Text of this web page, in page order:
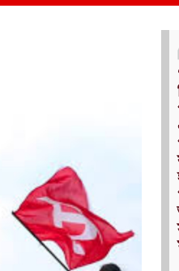
ভরা অনুশোচনায় ভুগতে না
মৃত্যুর মুহূর্তে মানুষ বলতে
আমার সমগ্র জীবন, সমগ্র শক্তি
করেছি এই দুনিয়ার
বড় আদর্শের জন্য—
মুক্তির জন্য সংগ্রামে।”